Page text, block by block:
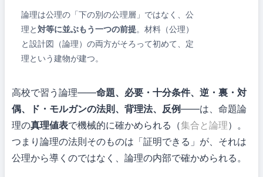
論理は公理の「下の別の公理層」ではなく、公
理と対等に並ぶもう一つの前提。材料（公理）
と設計図（論理）の両方がそろって初めて、定
理という建物が建つ。
高校で習う論理——命題、必要・十分条件、逆・裏・対
偶、ド・モルガンの法則、背理法、反例——は、命題論
理の真理値表で機械的に確かめられる（集合と論理）。
つまり論理の法則そのものは「証明できる」が、それは
公理から導くのではなく、論理の内部で確かめられる。